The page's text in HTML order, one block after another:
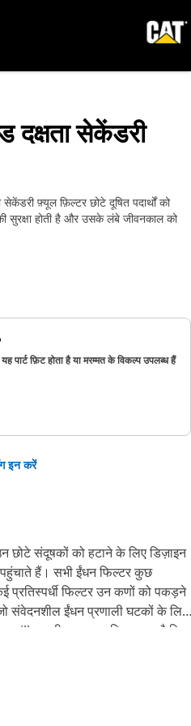
दक्षता सेकेंडरी
फ़्यूल फ़िल्टर छोटे दूषित पदार्थों को
होती है और उसके लंबे जीवनकाल को
पार्ट फ़िट होता है या मरम्मत के विकल्प उपलब्ध हैं
इन करें
छोटे संदूषकों को हटाने के लिए डिज़ाइन
फिल्टर कुछ
प्रतिस्पर्धी फिल्टर उन कणों को पकड़ने
संवेदनशील ईंधन प्रणाली घटकों के लिए
हैं। परीक्षा परिणाम देखें
के साथ बेहतर प्रदर्शन करती है।